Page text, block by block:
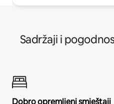
Sadržaji i
Dobro opremljeni smještaji